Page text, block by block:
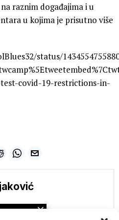
raznim događajima i u
u kojima je prisutno više
status/
covid-19-restrictions-in-